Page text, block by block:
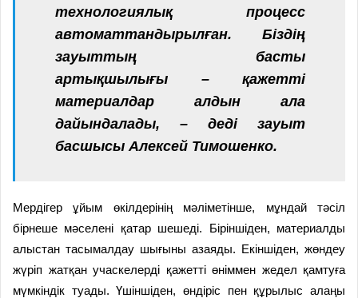
технологиялық процесс
автоматтандырылған. Біздің
зауыттың басты
артықшылығы – қажетті
материалдар алдын ала
дайындалады, – деді зауыт
басшысы Алексей Тимошенко.
Мердігер ұйым өкілдерінің мәліметінше, мұндай тәсіл
бірнеше мәселені қатар шешеді. Біріншіден, материалды
алыстан тасымалдау шығыны азаяды. Екіншіден, жөндеу
жүріп жатқан учаскелерді қажетті өніммен жедел қамтуға
мүмкіндік туады. Үшіншіден, өндіріс пен құрылыс алаңы